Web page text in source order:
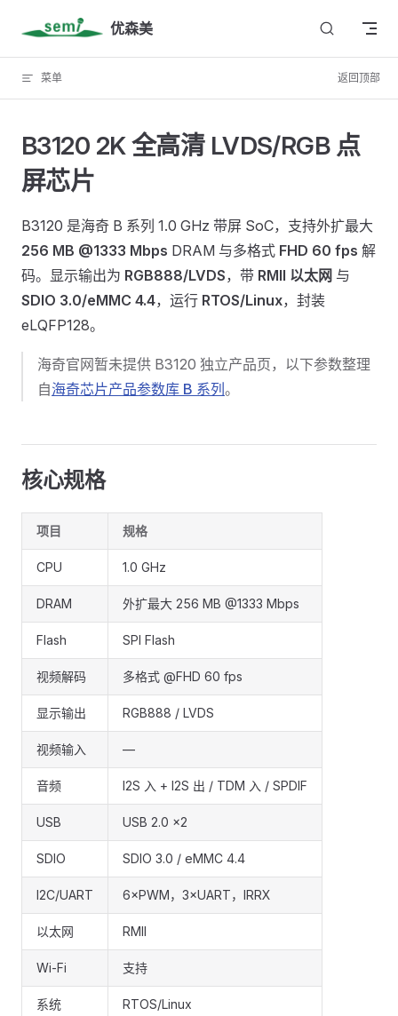
Skip to content 优森美
菜单 返回顶部
B3120 2K 全高清 LVDS/RGB 点
屏芯片
B3120 是海奇 B 系列 1.0 GHz 带屏 SoC，支持外扩最大
256 MB @1333 Mbps DRAM 与多格式 FHD 60 fps 解
码。显示输出为 RGB888/LVDS，带 RMII 以太网 与
SDIO 3.0/eMMC 4.4，运行 RTOS/Linux，封装
eLQFP128。
海奇官网暂未提供 B3120 独立产品页，以下参数整理
自海奇芯片产品参数库 B 系列 。
核心规格
项目 规格
CPU 1.0 GHz
DRAM 外扩最大 256 MB @1333 Mbps
Flash SPI Flash
视频解码 多格式 @FHD 60 fps
显示输出 RGB888 / LVDS
视频输入 —
音频 I2S 入 + I2S 出 / TDM 入 / SPDIF
USB USB 2.0 ×2
SDIO SDIO 3.0 / eMMC 4.4
I2C/UART 6×PWM，3×UART，IRRX
以太网 RMII
Wi-Fi 支持
系统 RTOS/Linux